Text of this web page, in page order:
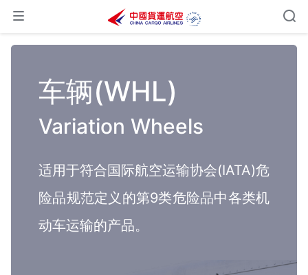
车辆(WHL)
Variation Wheels
适用于符合国际航空运输协会(IATA)危
险品规范定义的第9类危险品中各类机
动车运输的产品。